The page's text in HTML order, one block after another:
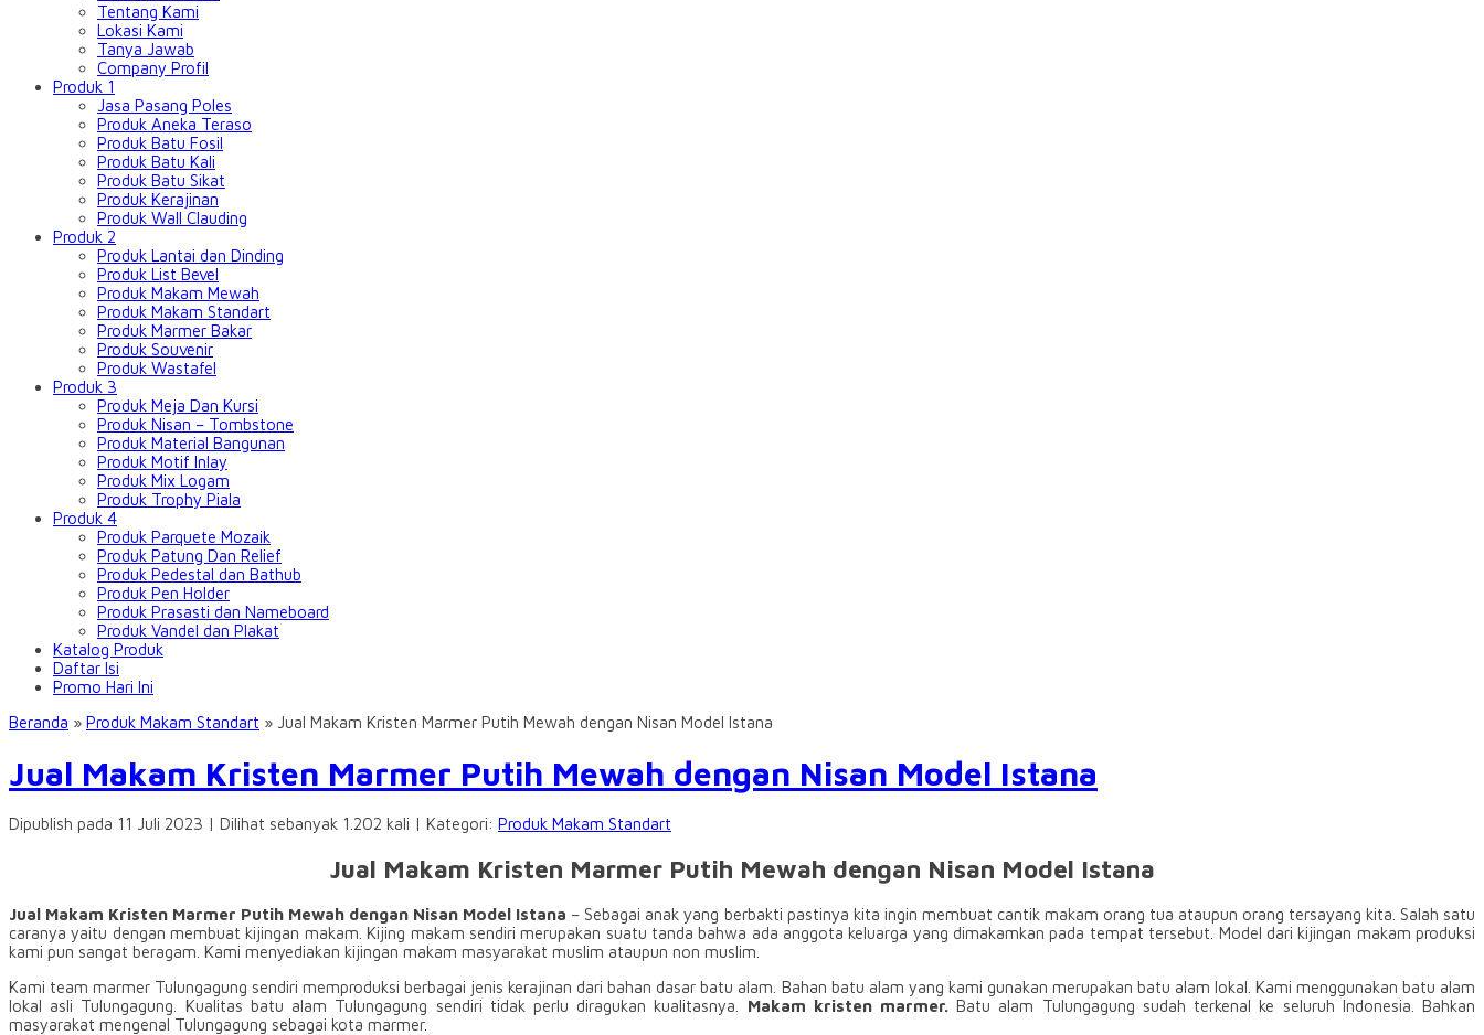
Tentang Kami
Lokasi Kami
Tanya Jawab
Company Profil
Produk 1
Jasa Pasang Poles
Produk Aneka Teraso
Produk Batu Fosil
Produk Batu Kali
Produk Batu Sikat
Produk Kerajinan
Produk Wall Clauding
Produk 2
Produk Lantai dan Dinding
Produk List Bevel
Produk Makam Mewah
Produk Makam Standart
Produk Marmer Bakar
Produk Souvenir
Produk Wastafel
Produk 3
Produk Meja Dan Kursi
Produk Nisan – Tombstone
Produk Material Bangunan
Produk Motif Inlay
Produk Mix Logam
Produk Trophy Piala
Produk 4
Produk Parquete Mozaik
Produk Patung Dan Relief
Produk Pedestal dan Bathub
Produk Pen Holder
Produk Prasasti dan Nameboard
Produk Vandel dan Plakat
Katalog Produk
Daftar Isi
Promo Hari Ini
Beranda » Produk Makam Standart » Jual Makam Kristen Marmer Putih Mewah dengan Nisan Model Istana
Jual Makam Kristen Marmer Putih Mewah dengan Nisan Model Istana
Dipublish pada 11 Juli 2023 | Dilihat sebanyak 1.202 kali | Kategori: Produk Makam Standart
Jual Makam Kristen Marmer Putih Mewah dengan Nisan Model Istana
Jual Makam Kristen Marmer Putih Mewah dengan Nisan Model Istana – Sebagai anak yang berbakti pastinya kita ingin membuat cantik makam orang tua ataupun orang tersayang kita. Salah satu
caranya yaitu dengan membuat kijingan makam. Kijing makam sendiri merupakan suatu tanda bahwa ada anggota keluarga yang dimakamkan pada tempat tersebut. Model dari kijingan makam produksi
kami pun sangat beragam. Kami menyediakan kijingan makam masyarakat muslim ataupun non muslim.
Kami team marmer Tulungagung sendiri memproduksi berbagai jenis kerajinan dari bahan dasar batu alam. Bahan batu alam yang kami gunakan merupakan batu alam lokal. Kami menggunakan batu alam
lokal asli Tulungagung. Kualitas batu alam Tulungagung sendiri tidak perlu diragukan kualitasnya. Makam kristen marmer.Batu alam Tulungagung sudah terkenal ke seluruh Indonesia. Bahkan
masyarakat mengenal Tulungagung sebagai kota marmer.